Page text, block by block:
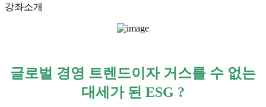
강좌소개
글로벌 경영 트렌드이자 거스를 수 없는
대세가 된 ESG ?